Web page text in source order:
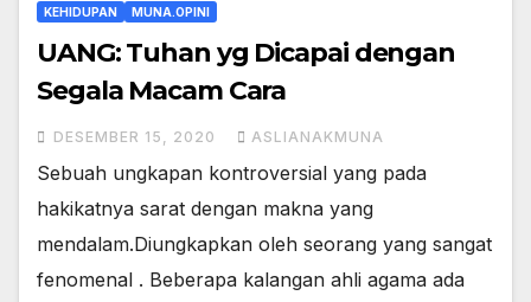
KEHIDUPAN MUNA.OPINI
UANG: Tuhan yg Dicapai dengan
Segala Macam Cara
DESEMBER 15, 2020 ASLIANAKMUNA
Sebuah ungkapan kontroversial yang pada
hakikatnya sarat dengan makna yang
mendalam.Diungkapkan oleh seorang yang sangat
fenomenal . Beberapa kalangan ahli agama ada